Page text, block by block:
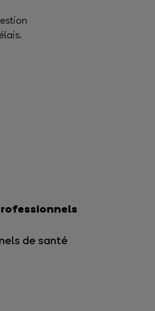
de santé